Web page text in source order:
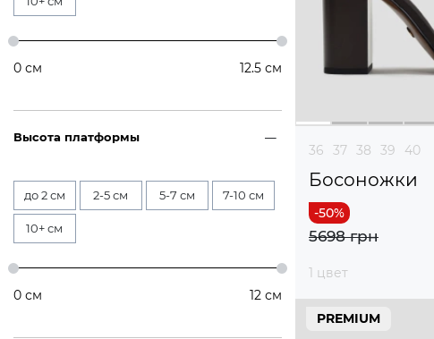
0 см 12.5 см
Высота платформы
до 2 см 2-5 см 5-7 см 7-10 см
10+ см
0 см 12 см
36 37 38 39 40
Босоножки
5698 грн
1 цвет
PREMIUM